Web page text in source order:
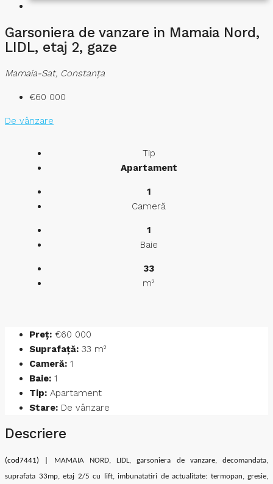
Garsoniera de vanzare in Mamaia Nord,
LIDL, etaj 2, gaze
Mamaia-Sat, Constanța
€60 000
De vânzare
Tip
Apartament
1
Cameră
1
Baie
33
m²
Preț: €60 000
Suprafață: 33 m²
Cameră: 1
Baie: 1
Tip: Apartament
Stare: De vânzare
Descriere
(cod7441) |
MAMAIA NORD, LIDL, garsoniera de vanzare, decomandata,
suprafata 33mp, etaj 2/5 cu lift, imbunatatiri de actualitate: termopan, gresie,